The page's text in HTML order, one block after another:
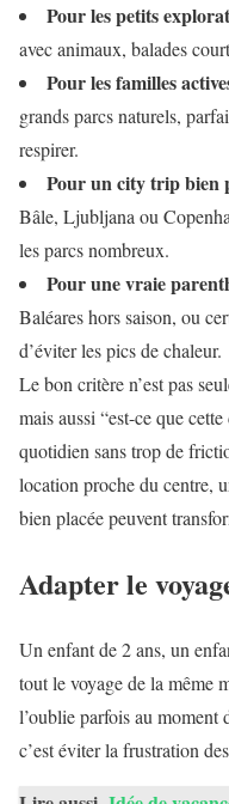
Pour les petits
avec animaux, balades
Pour les familles
grands parcs naturels,
respirer.
Pour un city trip bien
Bâle, Ljubljana ou
les parcs nombreux.
Pour une vraie
Baléares hors saison, ou
d’éviter les pics de chaleur.
Le bon critère n’est pas
mais aussi “est-ce que
quotidien sans trop de
location proche du centre,
bien placée peuvent
Adapter le
Un enfant de 2 ans, un
tout le voyage de la même
l’oublie parfois au moment
c’est éviter la frustration